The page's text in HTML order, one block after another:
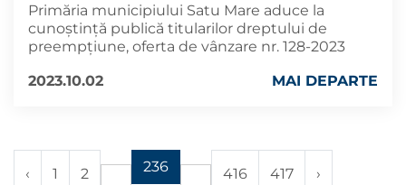
Primăria municipiului Satu Mare aduce la
cunoștință publică titularilor dreptului de
preempțiune, oferta de vânzare nr. 128-2023
2023.10.02
MAI DEPARTE
‹ 1 2 236 416 417 ›